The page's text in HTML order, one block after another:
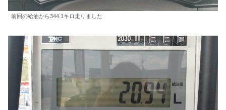
前回の給油から344.1キロ走りました